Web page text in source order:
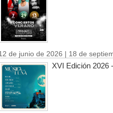
de junio de 2026 | 18 de
XVI Edición 2026